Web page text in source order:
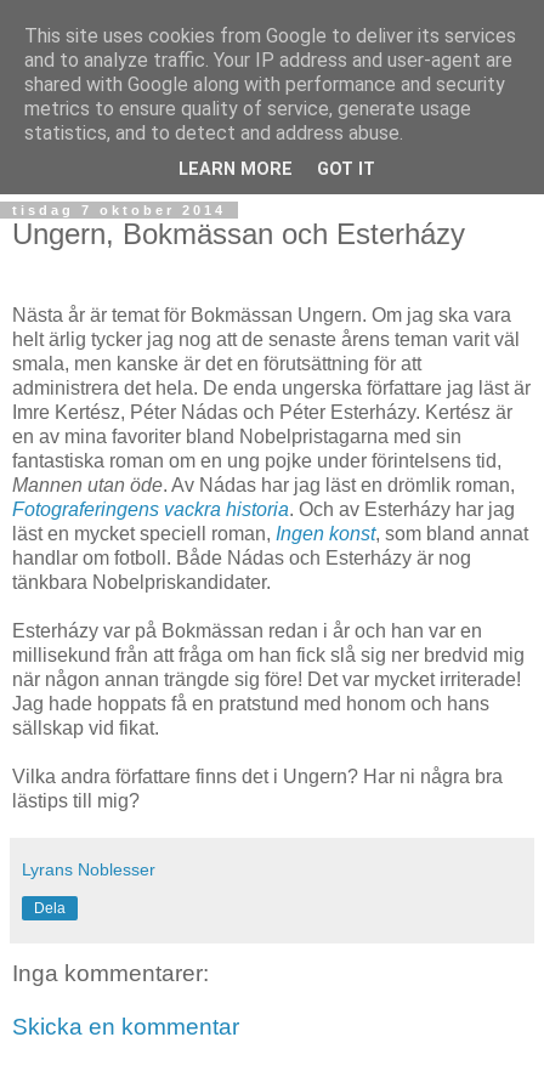
tisdag 7 oktober 2014
Ungern, Bokmässan och Esterházy
Nästa år är temat för Bokmässan Ungern. Om jag ska vara
helt ärlig tycker jag nog att de senaste årens teman varit väl
smala, men kanske är det en förutsättning för att
administrera det hela. De enda ungerska författare jag läst är
Imre Kertész, Péter Nádas och Péter Esterházy. Kertész är
en av mina favoriter bland Nobelpristagarna med sin
fantastiska roman om en ung pojke under förintelsens tid,
Mannen utan öde. Av Nádas har jag läst en drömlik roman,
Fotograferingens vackra historia. Och av Esterházy har jag
läst en mycket speciell roman, Ingen konst, som bland annat
handlar om fotboll. Både Nádas och Esterházy är nog
tänkbara Nobelpriskandidater.
Esterházy var på Bokmässan redan i år och han var en
millisekund från att fråga om han fick slå sig ner bredvid mig
när någon annan trängde sig före! Det var mycket irriterade!
Jag hade hoppats få en pratstund med honom och hans
sällskap vid fikat.
Vilka andra författare finns det i Ungern? Har ni några bra
lästips till mig?
Lyrans Noblesser
Dela
Inga kommentarer:
Skicka en kommentar
This site uses cookies from Google to deliver its services
and to analyze traffic. Your IP address and user-agent are
shared with Google along with performance and security
metrics to ensure quality of service, generate usage
statistics, and to detect and address abuse.
LEARN MORE GOT IT